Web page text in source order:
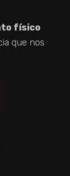
físico
que nos